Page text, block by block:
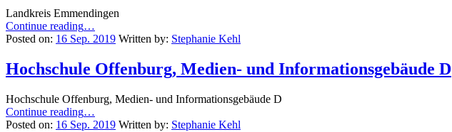
Landkreis Emmendingen
Continue reading“Landkreis
Emmendingen”
…
Posted on: 16 Sep. 2019 Written by: Stephanie Kehl
Hochschule Offenburg, Medien- und Informationsgebäude D
Hochschule Offenburg, Medien- und Informationsgebäude D
Continue reading“Hochschule
Offenburg,
…
Posted on: 16 Sep. 2019 Written by: Stephanie Kehl